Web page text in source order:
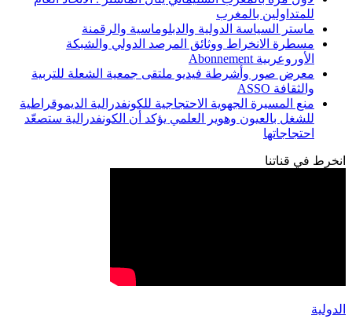
للمتداولين بالمغرب
ماستر السياسة الدولية والدبلوماسية والرقمنة
مسطرة الانخراط ووثائق المرصد الدولي والشبكة
الأوروعربية Abonnement
معرض صور وأشرطة فيديو ملتقى جمعية الشعلة للتربية
والثقافة ASSO
منع المسيرة الجهوية الاحتجاجية للكونفدرالية الديموقراطية
للشغل بالعيون وهوير العلمي يؤكد أن الكونفدرالية ستصعّد
احتجاجاتها
انخرط في قناتنا
الدولية